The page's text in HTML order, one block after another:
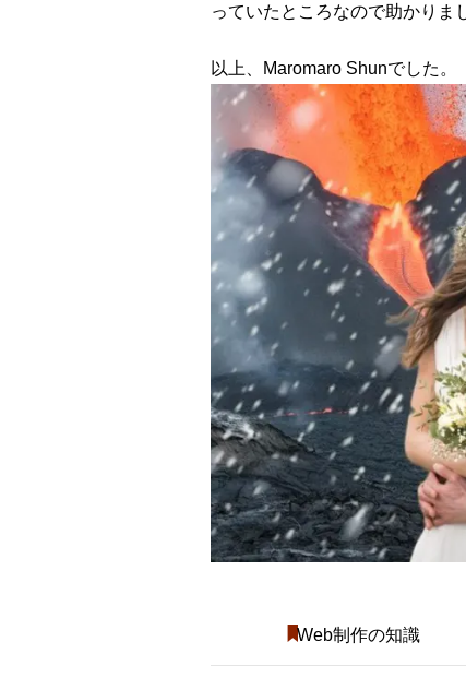
っていたところなので助かりま
以上、Maromaro Shunでした。
Web制作の知識